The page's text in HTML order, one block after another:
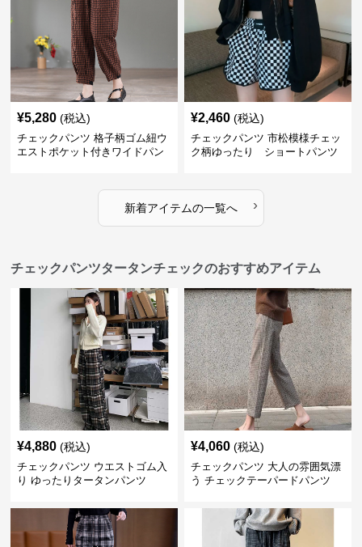
¥5,280 (税込)
チェックパンツ 格子柄ゴム紐ウ
エストポケット付きワイドパン
¥2,460 (税込)
チェックパンツ 市松模様チェッ
ク柄ゆったり ショートパンツ
新着アイテムの一覧へ ›
チェックパンツタータンチェックのおすすめアイテム
¥4,880 (税込)
チェックパンツ ウエストゴム入
り ゆったりタータンパンツ
¥4,060 (税込)
チェックパンツ 大人の雰囲気漂
う チェックテーパードパンツ